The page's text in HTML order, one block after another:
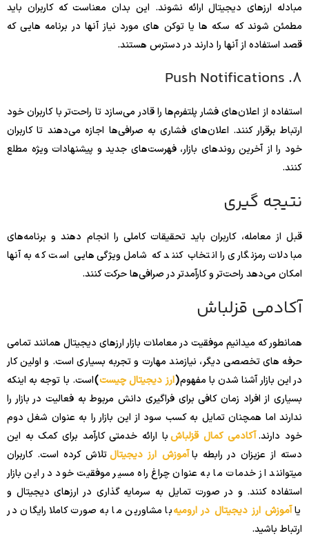
مبادله ارزهای دیجیتال ارائه نشوند. این بدان معناست که کاربران باید
مطمئن شوند که سکه ها یا توکن های مورد نیاز آنها در برنامه هایی که
قصد استفاده از آنها را دارند در دسترس هستند.
8. Push Notifications
استفاده از اعلان‌های فشار پلتفرم‌ها را قادر می‌سازد تا راحت‌تر با کاربران خود
ارتباط برقرار کنند. اعلان‌های فشاری به صرافی‌ها اجازه می‌دهند تا کاربران
خود را از آخرین روندهای بازار، فهرست‌های جدید و پیشنهادات ویژه مطلع
کنند.
نتیجه گیری
قبل از معامله، کاربران باید تحقیقات کاملی را انجام دهند و برنامه‌های
مبادلات رمزنگاری را انتخاب کنند که شامل ویژگی‌هایی است که به آنها
امکان می‌دهد راحت‌تر و کارآمدتر در صرافی‌ها حرکت کنند.
آکادمی قزلباش
همانطور که میدانیم موفقیت در معاملات بازار ارزهای دیجیتال همانند تمامی
حرفه های تخصصی دیگر، نیازمند مهارت و تجربه بسیاری است. و اولین کار
در این بازار آشنا شدن با مفهوم(ارز دیجیتال چیست)است. با توجه به اینکه
بسیاری از افراد زمان کافی برای فراگیری دانش مربوط به فعالیت در بازار را
ندارند اما همچنان تمایل به کسب سود از این بازار را به عنوان شغل دوم
خود دارند.آکادمی کمال قزلباشبا ارائه خدمتی کارآمد برای کمک به این
دسته از عزیزان در رابطه باآموزش ارز دیجیتالتلاش کرده است. کاربران
میتوانند از خدمات ما به عنوان چراغ راه مسیر موفقیت خود در این بازار
استفاده کنند. و در صورت تمایل به سرمایه گذاری در ارزهای دیجیتال و
یاآموزش ارز دیجیتال در ارومیهبا مشاورین ما به صورت کاملا رایگان در
ارتباط باشید.